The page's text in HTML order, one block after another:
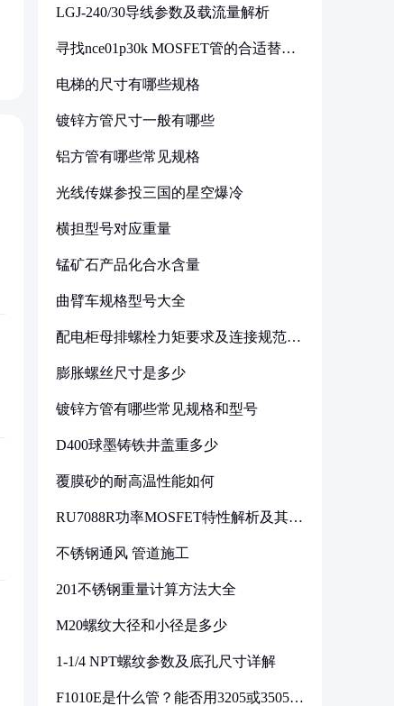
LGJ-240/30导线参数及载流量解析
寻找nce01p30k MOSFET管的合适替代
电梯的尺寸有哪些规格
镀锌方管尺寸一般有哪些
铝方管有哪些常见规格
光线传媒参投三国的星空爆冷
横担型号对应重量
锰矿石产品化合水含量
曲臂车规格型号大全
配电柜母排螺栓力矩要求及连接规范详
膨胀螺丝尺寸是多少
镀锌方管有哪些常见规格和型号
D400球墨铸铁井盖重多少
覆膜砂的耐高温性能如何
RU7088R功率MOSFET特性解析及其在
不锈钢通风 管道施工
201不锈钢重量计算方法大全
M20螺纹大径和小径是多少
1-1/4 NPT螺纹参数及底孔尺寸详解
F1010E是什么管？能否用3205或3505代